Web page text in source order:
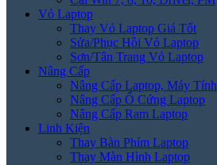
Vỏ Laptop
Thay Vỏ Laptop Giá Tốt
Sửa/Phục Hồi Vỏ Laptop
Sơn/Tân Trang Vỏ Laptop
Nâng Cấp
Nâng Cấp Laptop, Máy Tính
Nâng Cấp Ổ Cứng Laptop
Nâng Cấp Ram Laptop
Linh Kiện
Thay Bàn Phím Laptop
Thay Màn Hình Laptop